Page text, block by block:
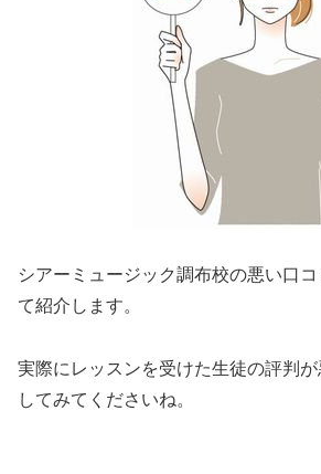
シアーミュージック調布校の悪い口
て紹介します。
実際にレッスンを受けた生徒の評判
してみてくださいね。